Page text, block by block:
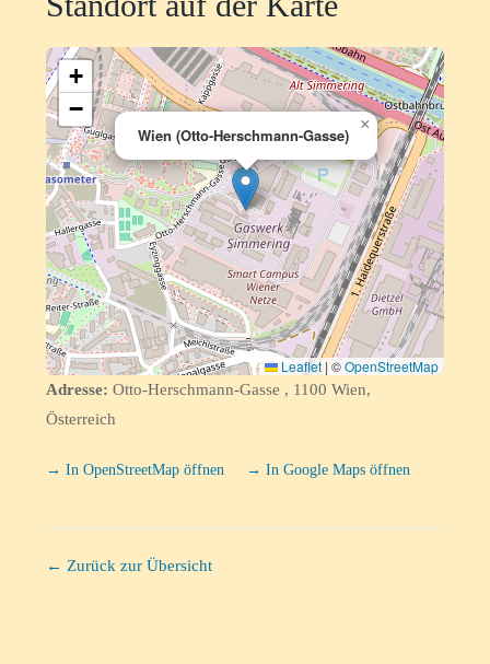
Wien (Otto-Herschmann-Gasse)
×
+
−
Leaflet |©OpenStreetMap
Adresse: Otto-Herschmann-Gasse , 1100 Wien,
Österreich
→ In OpenStreetMap öffnen → In Google Maps öffnen
← Zurück zur Übersicht